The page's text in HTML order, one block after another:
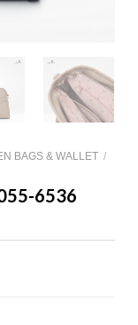
BAGS & WALLET /
6536